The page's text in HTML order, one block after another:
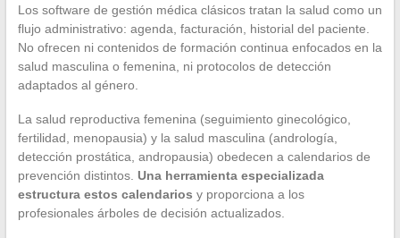
Los software de gestión médica clásicos tratan la salud como un
flujo administrativo: agenda, facturación, historial del paciente.
No ofrecen ni contenidos de formación continua enfocados en la
salud masculina o femenina, ni protocolos de detección
adaptados al género.
La salud reproductiva femenina (seguimiento ginecológico,
fertilidad, menopausia) y la salud masculina (andrología,
detección prostática, andropausia) obedecen a calendarios de
prevención distintos. Una herramienta especializada
estructura estos calendarios y proporciona a los
profesionales árboles de decisión actualizados.